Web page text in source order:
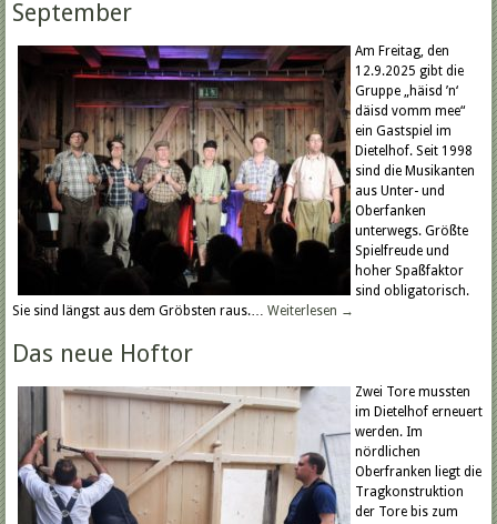
September
Am Freitag, den
12.9.2025 gibt die
Gruppe „häisd ’n‘
däisd vomm mee“
ein Gastspiel im
Dietelhof. Seit 1998
sind die Musikanten
aus Unter- und
Oberfanken
unterwegs. Größte
Spielfreude und
hoher Spaßfaktor
sind obligatorisch.
Sie sind längst aus dem Gröbsten raus.…Weiterlesen →
Das neue Hoftor
Zwei Tore mussten
im Dietelhof erneuert
werden. Im
nördlichen
Oberfranken liegt die
Tragkonstruktion
der Tore bis zum